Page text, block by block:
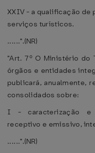
XXIV - a qualificação
serviços turísticos.
......".(NR)
"Art. 7º O Ministério do
órgãos e entidades
publicará, anualmente,
consolidados sobre:
I - caracterização e
receptivo e emissivo,
......".(NR)